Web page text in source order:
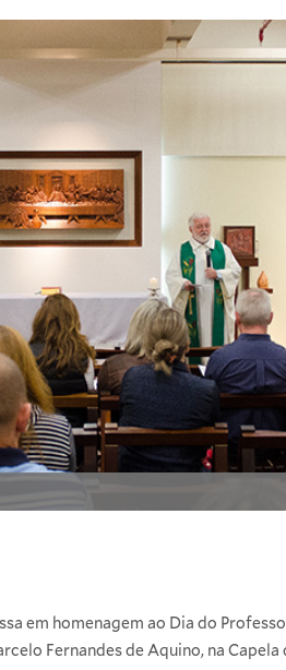
em homenagem ao Dia do
Fernandes de Aquino, na Capela